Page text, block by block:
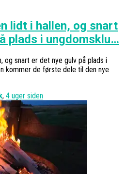
lidt i hallen, og snart
plads i ungdomsklu…
og snart er det nye gulv på plads i
kommer de første dele til den nye
, 4 uger siden